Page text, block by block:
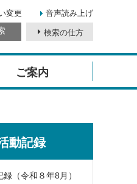
変更 音声読み上げ
検索の仕方
ご案内
動記録
（令和８年8月）